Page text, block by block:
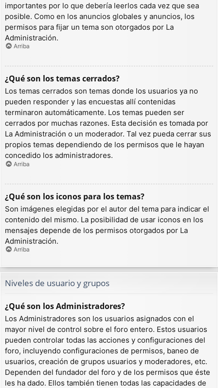
importantes por lo que debería leerlos cada vez que sea
posible. Como en los anuncios globales y anuncios, los
permisos para fijar un tema son otorgados por La
Administración.
Arriba
¿Qué son los temas cerrados?
Los temas cerrados son temas donde los usuarios ya no
pueden responder y las encuestas allí contenidas
terminaron automáticamente. Los temas pueden ser
cerrados por muchas razones. Esta decisión es tomada por
La Administración o un moderador. Tal vez pueda cerrar sus
propios temas dependiendo de los permisos que le hayan
concedido los administradores.
Arriba
¿Qué son los iconos para los temas?
Son imágenes elegidas por el autor del tema para indicar el
contenido del mismo. La posibilidad de usar iconos en los
mensajes depende de los permisos otorgados por La
Administración.
Arriba
Niveles de usuario y grupos
¿Qué son los Administradores?
Los Administradores son los usuarios asignados con el
mayor nivel de control sobre el foro entero. Estos usuarios
pueden controlar todas las acciones y configuraciones del
foro, incluyendo configuraciones de permisos, baneo de
usuarios, creación de grupos usuarios y moderadores, etc.
Dependen del fundador del foro y de los permisos que éste
les ha dado. Ellos también tienen todas las capacidades de